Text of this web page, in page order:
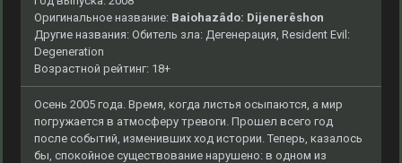
Оригинальное название: Baiohazâdo: Dijenerêshon
Другие названия: Обитель зла: Дегенерация, Resident Evil:
Degeneration
Возрастной рейтинг: 18+
Осень 2005 года. Время, когда листья осыпаются, а мир
погружается в атмосферу тревоги. Прошел всего год
после событий, изменивших ход истории. Теперь, казалось
бы, спокойное существование нарушено: в одном из